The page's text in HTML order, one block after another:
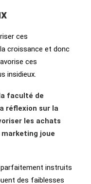
ces
croissance et donc
ces
insidieux.
faculté de
réflexion sur la
les achats
joue
instruits
des faiblesses